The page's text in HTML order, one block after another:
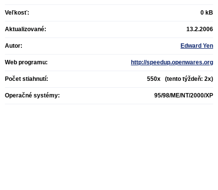
Veľkosť: 0 kB
Aktualizované: 13.2.2006
Autor: Edward Yen
Web programu: http://speedup.openwares.org
Počet stiahnutí: 550x (tento týždeň: 2x)
Operačné systémy: 95/98/ME/NT/2000/XP